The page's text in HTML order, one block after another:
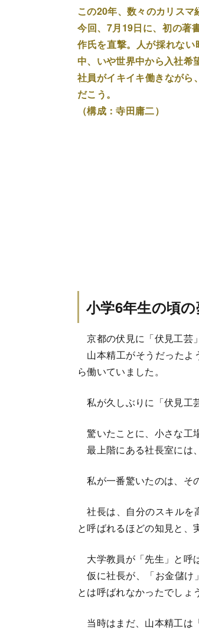
この20年、数々のカリスマ
今回、7月19日に、初の著
作氏を直撃。人が採れな
中、いや世界中から入社希
社員がイキイキ働きながら
だこう。
（構成：寺田庸二）
小学6年生の頃
京都の伏見に「伏見工芸
山本精工がそうだったよ
ら働いていました。
私が久しぶりに「伏見工
驚いたことに、小さな工
最上階にある社長室には
私が一番驚いたのは、そ
社長は、自分のスキルを
と呼ばれるほどの知見と、
大学教員が「先生」と呼
仮に社長が、「お金儲け
とは呼ばれなかったでしょう
当時はまだ、山本精工は